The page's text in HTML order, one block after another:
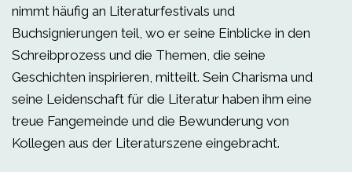
nimmt häufig an Literaturfestivals und
Buchsignierungen teil, wo er seine Einblicke in den
Schreibprozess und die Themen, die seine
Geschichten inspirieren, mitteilt. Sein Charisma und
seine Leidenschaft für die Literatur haben ihm eine
treue Fangemeinde und die Bewunderung von
Kollegen aus der Literaturszene eingebracht.